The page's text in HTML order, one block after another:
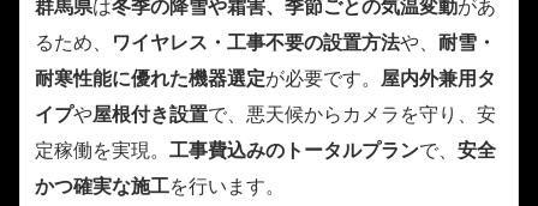
群馬県は冬季の降雪や霜害、季節ごとの気温変動があ
るため、
ワイヤレス・工事不要の設置方法や、 耐雪・
耐寒性能に優れた機器選定が必要です。 屋内外兼用タ
イプや屋根付き設置で、悪天候からカメラを守り、安
定稼働を実現。 工事費込みのトータルプランで、 安全
かつ確実な施工を行います。